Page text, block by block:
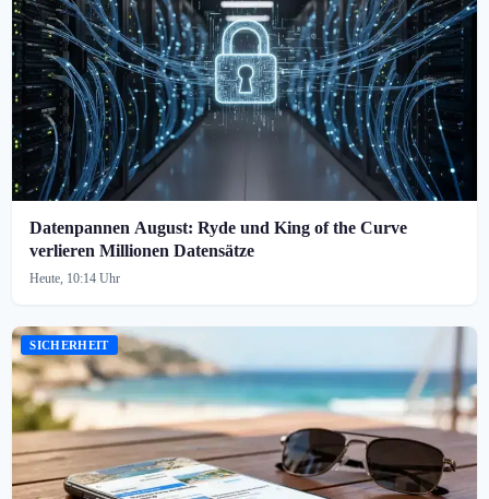
Datenpannen August: Ryde und King of the Curve
verlieren Millionen Datensätze
Heute, 10:14 Uhr
SICHERHEIT